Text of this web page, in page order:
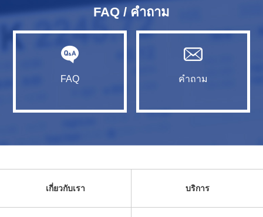
FAQ / คำถาม
FAQ คำถาม
เกี่ยวกับเรา บริการ